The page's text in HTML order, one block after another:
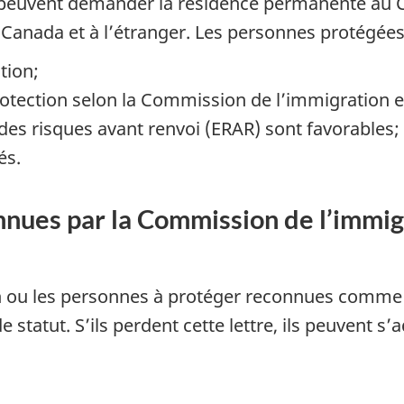
et à l’étranger. Les personnes
selon la Commission de l’immigration
risques avant renvoi (ERAR) sont favorables;
par la Commission de
les personnes à protéger reconnues
statut. S’ils perdent cette lettre, ils peuvent